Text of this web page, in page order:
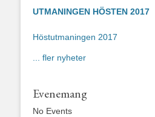
UTMANINGEN HÖSTEN 2017
Höstutmaningen 2017
... fler nyheter
Evenemang
No Events